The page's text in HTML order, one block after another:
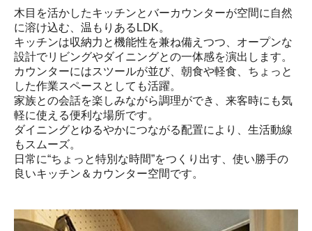
木目を活かしたキッチンとバーカウンターが空間に自然
に溶け込む、温もりあるLDK。
キッチンは収納力と機能性を兼ね備えつつ、オープンな
設計でリビングやダイニングとの一体感を演出します。
カウンターにはスツールが並び、朝食や軽食、ちょっと
した作業スペースとしても活躍。
家族との会話を楽しみながら調理ができ、来客時にも気
軽に使える便利な場所です。
ダイニングとゆるやかにつながる配置により、生活動線
もスムーズ。
日常に“ちょっと特別な時間”をつくり出す、使い勝手の
良いキッチン＆カウンター空間です。